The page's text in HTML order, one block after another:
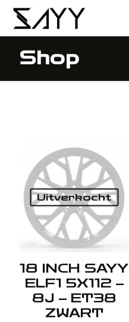
Shop
Uitverkocht
18 INCH SAYY
ELF1 5X112 –
8J – ET38
ZWART